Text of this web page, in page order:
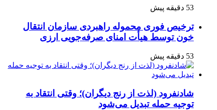
53 دقیقه پیش
ترخیص فوری محموله راهبردی سازمان انتقال
خون توسط هیأت امنای صرفه‌جویی ارزی
53 دقیقه پیش
شادنفرود (لذت از رنج دیگران)؛ وقتی انتقاد به
توجیه حمله تبدیل می‌شود